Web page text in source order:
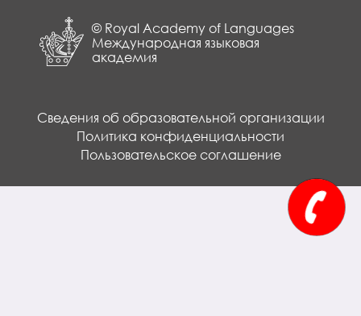
© Royal Academy of Languages
Международная языковая
академия
Сведения об образовательной организации
Политика конфиденциальности
Пользовательское соглашение